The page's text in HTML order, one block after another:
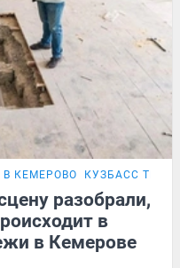
КЕМЕРОВО КУЗБАСС
разобрали,
в
в Кемерове